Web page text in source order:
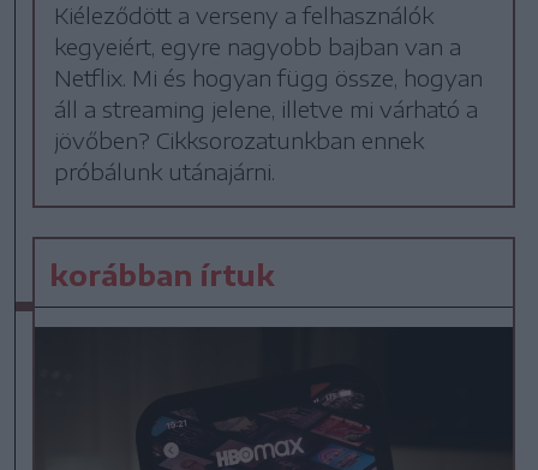
Kiéleződött a verseny a felhasználók
kegyeiért, egyre nagyobb bajban van a
Netflix. Mi és hogyan függ össze, hogyan
áll a streaming jelene, illetve mi várható a
jövőben? Cikksorozatunkban ennek
próbálunk utánajárni.
korábban írtuk